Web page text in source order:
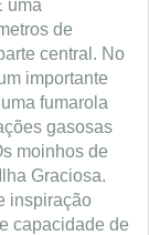
uma
de
central. No
importante
fumarola
gasosas
moinhos de
Graciosa.
inspiração
capacidade de